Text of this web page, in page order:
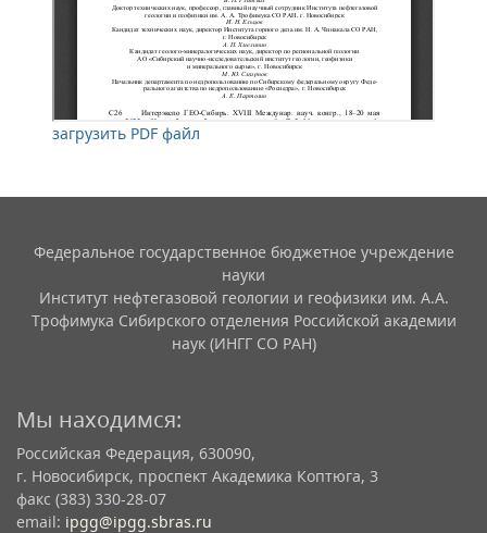
загрузить PDF файл
Федеральное государственное бюджетное учреждение
науки
Институт нефтегазовой геологии и геофизики им. А.А.
Трофимука Сибирского отделения Российской академии
наук (ИНГГ СО РАН)
Мы находимся:
Российская Федерация, 630090,
г. Новосибирск, проспект Академика Коптюга, 3
факс (383) 330-28-07
email: ipgg@ipgg.sbras.ru